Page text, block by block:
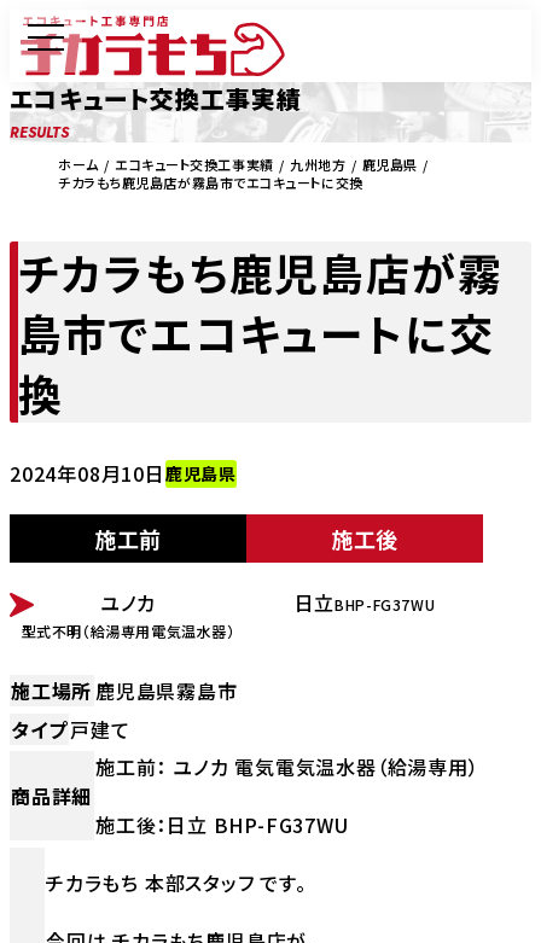
エコキュート交換工事実績
RESULTS
ホーム エコキュート交換工事実績 九州地方
鹿児島県
チカラもち鹿児島店が霧島市でエコキュートに交換
チカラもち鹿児島店が霧
島市でエコキュートに交
換
2024年08月10日 鹿児島県
施工前
BEFOREユノカ
型式不明（給湯専用電気温水器）
施工後
AFTER
日立BHP-FG37WU
施工場所 鹿児島県霧島市
タイプ戸建て
商品詳細
施工前： ユノカ 電気電気温水器（給湯専用）
施工後：日立 BHP-FG37WU
チカラもち 本部スタッフ です。